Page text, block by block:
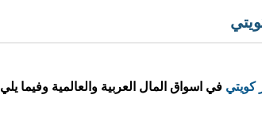
كويتي في اسواق المال العربية والعالمية وفيما يلي